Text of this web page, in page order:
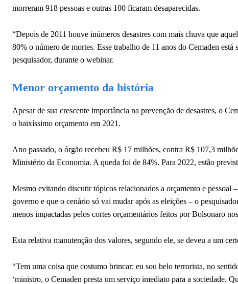
morreram 918 pessoas e outras 100 ficaram desaparecidas.
“Depois de 2011 houve inúmeros desastres com mais chuva que
80% o número de mortes. Esse trabalho de 11 anos do Cemaden
pesquisador, durante o webinar.
Menor orçamento da história
Apesar de sua crescente importância na prevenção de desastres, o
o baixíssimo orçamento em 2021.
Ano passado, o órgão recebeu R$ 17 milhões, contra R$ 107,3
Ministério da Economia. A queda foi de 84%. Para 2022, estão
Mesmo evitando discutir tópicos relacionados a orçamento e pessoal
governo e que o cenário só vai mudar após as eleições – o
menos impactadas pelos cortes orçamentários feitos por Bolsonaro
Esta relativa manutenção dos valores, segundo ele, se deveu a um
“Tem uma coisa que costumo brincar: eu sou belo terrorista, no
‘ministro, o Cemaden presta um serviço imediato para a sociedade.